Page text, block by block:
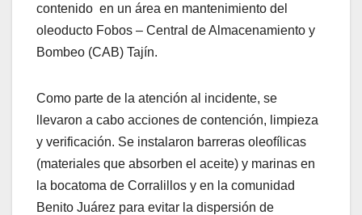
contenido en un área en mantenimiento del
oleoducto Fobos – Central de Almacenamiento y
Bombeo (CAB) Tajín.
Como parte de la atención al incidente, se
llevaron a cabo acciones de contención, limpieza
y verificación. Se instalaron barreras oleofílicas
(materiales que absorben el aceite) y marinas en
la bocatoma de Corralillos y en la comunidad
Benito Juárez para evitar la dispersión de